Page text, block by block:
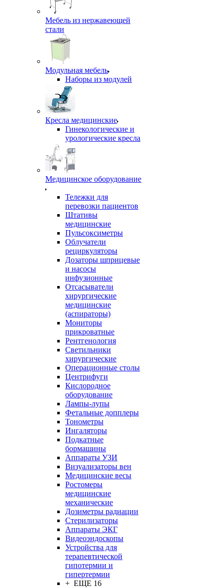
Мебель из нержавеющей
стали
Модульная мебель
Наборы из модулей
Кресла медицинские
Гинекологические и
урологические кресла
Медицинское оборудование
Тележки для
перевозки пациентов
Штативы
медицинские
Пульсоксиметры
Облучатели
рециркуляторы
Дозаторы шприцевые
и насосы
инфузионные
Отсасыватели
хирургические
медицинские
(аспираторы)
Мониторы
прикроватные
Рентгенология
Светильники
хирургические
Операционные столы
Центрифуги
Кислородное
оборудование
Лампы-лупы
Фетальные допплеры
Тонометры
Ингаляторы
Подкатные
бормашины
Аппараты УЗИ
Визуализаторы вен
Медицинские весы
Ростомеры
медицинские
механические
Дозиметры радиации
Стерилизаторы
Аппараты ЭКГ
Видеоэндоскопы
Устройства для
терапевтической
гипотермии и
гипертермии
+ ЕЩЕ 16